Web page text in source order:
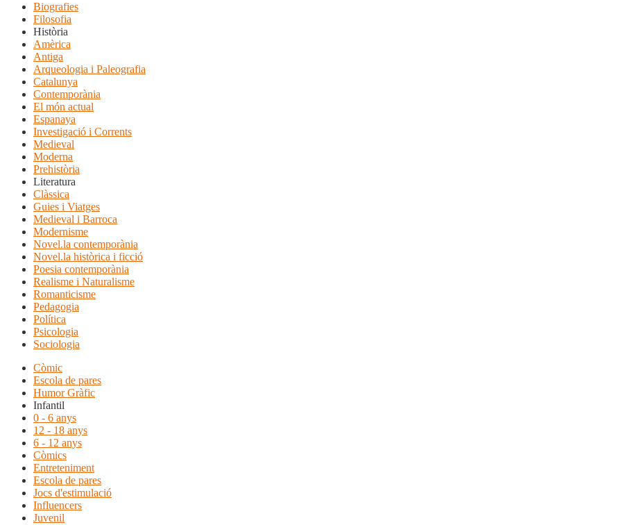
Biografies
Filosofia
Història
Amèrica
Antiga
Arqueologia i Paleografia
Catalunya
Contemporània
El món actual
Espanaya
Investigació i Corrents
Medieval
Moderna
Prehistòria
Literatura
Clàssica
Guies i Viatges
Medieval i Barroca
Modernisme
Novel.la contemporània
Novel.la històrica i ficció
Poesia contemporània
Realisme i Naturalisme
Romanticisme
Pedagogia
Política
Psicologia
Sociologia
Còmic
Escola de pares
Humor Gràfic
Infantil
0 - 6 anys
12 - 18 anys
6 - 12 anys
Còmics
Entreteniment
Escola de pares
Jocs d'estimulació
Influencers
Juvenil